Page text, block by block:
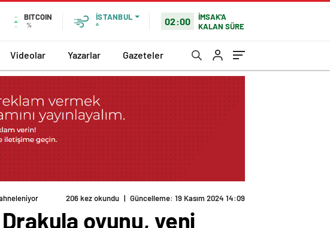
BITCOIN
%
İSTANBUL
°
02:00
İMSAK'A
KALAN SÜRE
Videolar Yazarlar Gazeteler
206 kez okundu | Güncelleme: 19 Kasım 2024 14:09
oyunu, yeni